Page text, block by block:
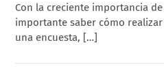
Con la creciente importancia
importante saber cómo
una encuesta, […]